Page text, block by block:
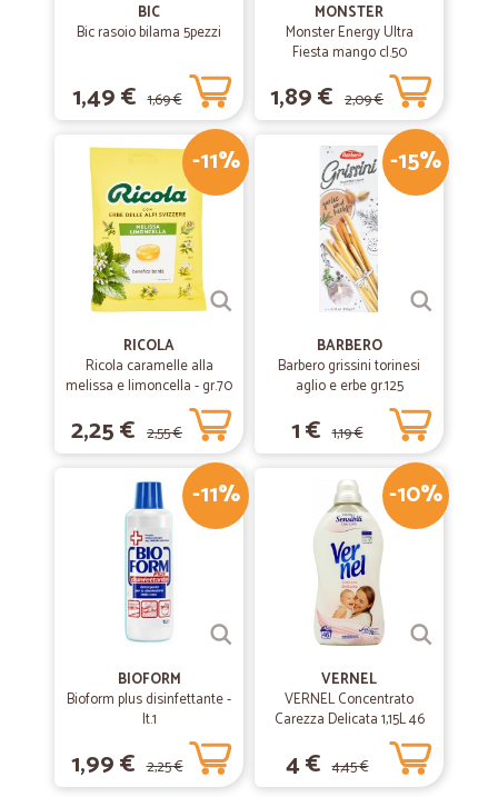
BIC
Bic rasoio bilama 5pezzi
1,49 € 1,69 €
MONSTER
Monster Energy Ultra
Fiesta mango cl.50
1,89 € 2,09 €
-11%
RICOLA
Ricola caramelle alla
melissa e limoncella - gr.70
2,25 € 2,55 €
-15%
BARBERO
Barbero grissini torinesi
aglio e erbe gr.125
1 € 1,19 €
-11%
BIOFORM
Bioform plus disinfettante -
lt.1
1,99 € 2,25 €
-10%
VERNEL
VERNEL Concentrato
Carezza Delicata 1,15L 46
4 € 4,45 €